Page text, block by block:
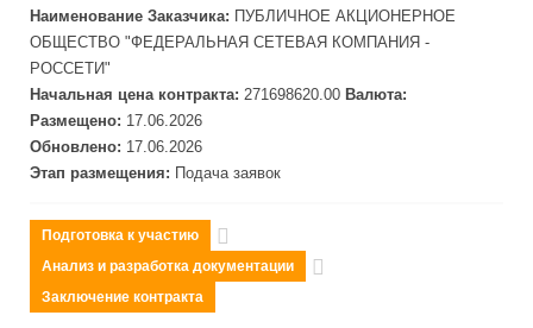
Наименование Заказчика: ПУБЛИЧНОЕ АКЦИОНЕРНОЕ
ОБЩЕСТВО "ФЕДЕРАЛЬНАЯ СЕТЕВАЯ КОМПАНИЯ -
РОССЕТИ"
Начальная цена контракта: 271698620.00 Валюта:
Размещено: 17.06.2026
Обновлено: 17.06.2026
Этап размещения: Подача заявок
Подготовка к участию
Анализ и разработка документации
Заключение контракта